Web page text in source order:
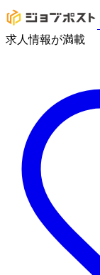
求人情報が満載